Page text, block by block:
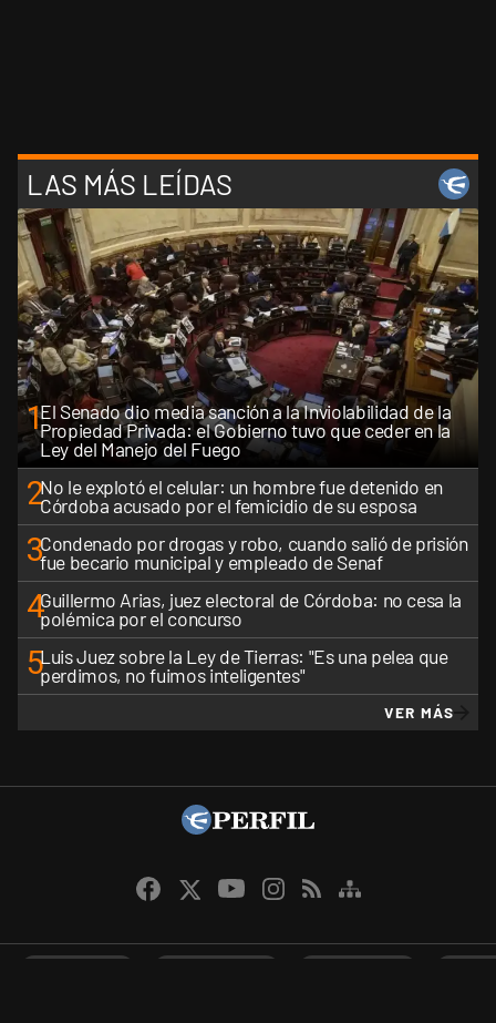
LAS MÁS LEÍDAS
1El Senado dio media sanción a la Inviolabilidad de la
Propiedad Privada: el Gobierno tuvo que ceder en la
Ley del Manejo del Fuego
2No le explotó el celular: un hombre fue detenido en
Córdoba acusado por el femicidio de su esposa
3Condenado por drogas y robo, cuando salió de prisión
fue becario municipal y empleado de Senaf
4Guillermo Arias, juez electoral de Córdoba: no cesa la
polémica por el concurso
5Luis Juez sobre la Ley de Tierras: "Es una pelea que
perdimos, no fuimos inteligentes"
VER MÁS